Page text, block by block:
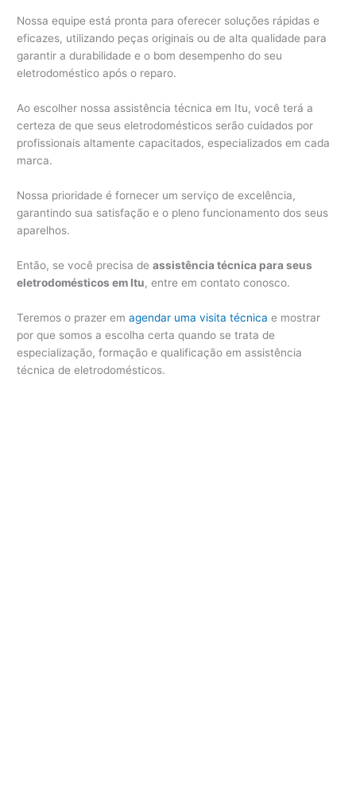
Nossa equipe está pronta para oferecer soluções rápidas e
eficazes, utilizando peças originais ou de alta qualidade para
garantir a durabilidade e o bom desempenho do seu
eletrodoméstico após o reparo.
Ao escolher nossa assistência técnica em Itu, você terá a
certeza de que seus eletrodomésticos serão cuidados por
profissionais altamente capacitados, especializados em cada
marca.
Nossa prioridade é fornecer um serviço de excelência,
garantindo sua satisfação e o pleno funcionamento dos seus
aparelhos.
Então, se você precisa deassistência técnica para seus
eletrodomésticos em Itu, entre em contato conosco.
Teremos o prazer emagendar uma visita técnica e mostrar
por que somos a escolha certa quando se trata de
especialização, formação e qualificação em assistência
técnica de eletrodomésticos.